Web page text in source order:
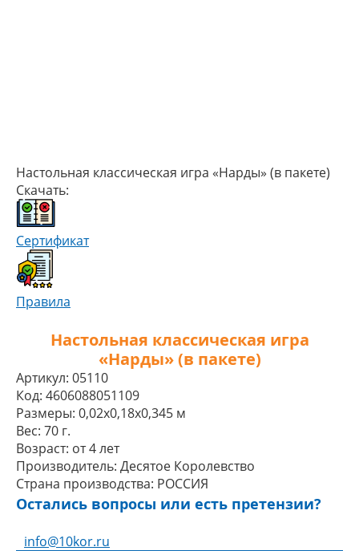
Настольная классическая игра «Нарды» (в пакете)
Скачать:
Сертификат
Правила
Настольная классическая игра
«Нарды» (в пакете)
Артикул: 05110
Код: 4606088051109
Размеры: 0,02x0,18x0,345 м
Вес: 70 г.
Возраст: от 4 лет
Производитель: Десятое Королевство
Страна производства: РОССИЯ
Остались вопросы или есть претензии?
info@10kor.ru